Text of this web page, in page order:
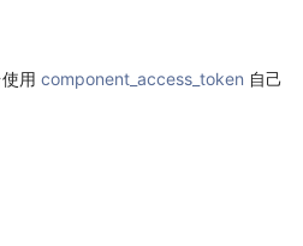
用 component_access_token 自己